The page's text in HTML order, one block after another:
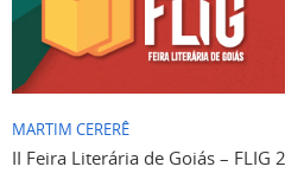
MARTIM CERERÊ
II Feira Literária de Goiás – FLIG